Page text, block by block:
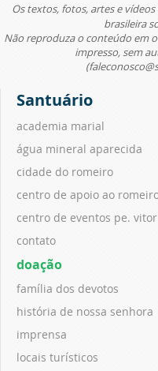
Os textos, fotos, artes e
brasileira
Não reproduza o conteúdo em
impresso, sem
Santuário
academia marial
água mineral aparecida
cidade do romeiro
centro de apoio ao
centro de eventos pe. vitor
contato
doação
família dos devotos
história de nossa senhora
imprensa
locais turísticos